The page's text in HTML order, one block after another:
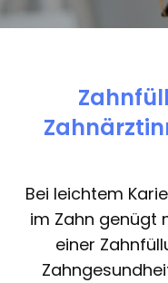
Bei leichtem
im Zahn genügt
einer